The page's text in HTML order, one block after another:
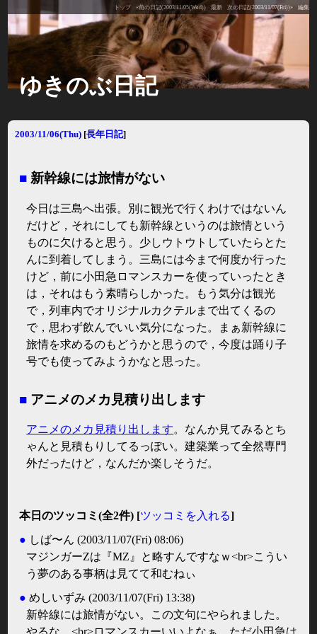
トップ «前の日記(2003/11/05(Wed)) 最新 次の日記(2003/11/07(Fri))» 編集
ゆきのぶ日記
2003/11/06(Thu) [長年日記]
■ 新幹線には旅情がない
今日は三島へ出張。別に観光で行くわけではないん
だけど，それにしても新幹線というのは旅情という
ものに欠けると思う。少しウトウトしていたらとた
んに到着してしまう。三島には今まで何度か行った
けど，前に小田急ロマンスカーを使っていったとき
は，それはもう素晴らしかった。もう気分は観光
で，列車内でオリジナルカクテルまで出てくるの
で，思わず飲んでいい気分になった。まぁ新幹線に
旅情を求めるのもどうかと思うので，今度は踊り子
号でも使ってみようかなと思った。
■ アニメのメカ見積り出します
アニメのメカ見積り出します。なんか見てみるとち
ゃんと見積もりしてるっぽい。建築業って全然専門
外だったけど，なんだか楽しそうだ。
本日のツッコミ(全2件) [ツッコミを入れる]
● しば〜ん (2003/11/07(Fri) 08:06)
マジンガーZは『MZ』と略すんですなｗ<br>こうい
う夢のある事柄は見てて和むねぃ
● めしいずみ (2003/11/07(Fri) 13:38)
新幹線には旅情がない。この文句にやられました。